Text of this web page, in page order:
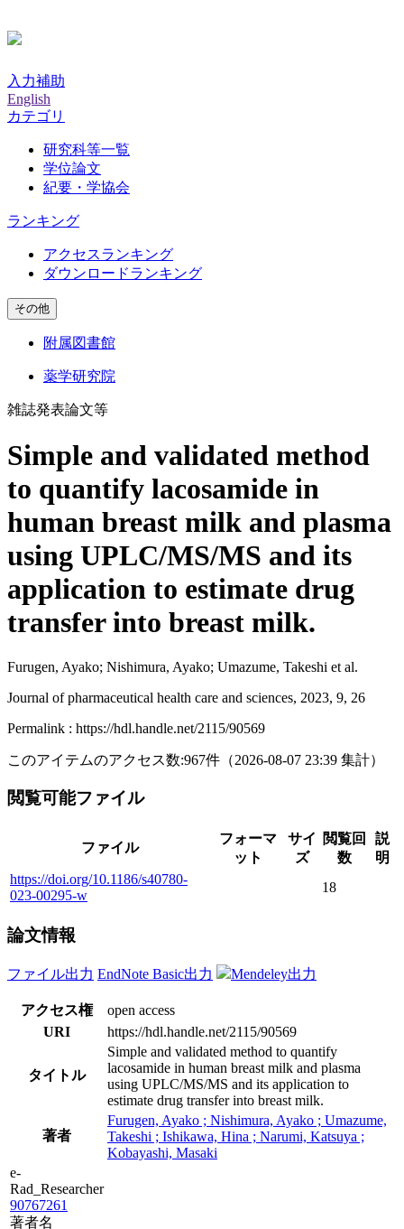
入力補助
English
カテゴリ
研究科等一覧
学位論文
紀要・学協会
ランキング
アクセスランキング
ダウンロードランキング
その他
附属図書館
薬学研究院
雑誌発表論文等
Simple and validated method
to quantify lacosamide in
human breast milk and plasma
using UPLC/MS/MS and its
application to estimate drug
transfer into breast milk.
Furugen, Ayako; Nishimura, Ayako; Umazume, Takeshi et al.
Journal of pharmaceutical health care and sciences, 2023, 9, 26
Permalink : https://hdl.handle.net/2115/90569
このアイテムのアクセス数:967件 （2026-08-07 23:39 集計）
閲覧可能ファイル
ファイル
フォーマ
ット
サイ
ズ
閲覧回
数
説
明
https://doi.org/10.1186/s40780-
023-00295-w
18
論文情報
ファイル出力 EndNote Basic出力 Mendeley出力
アクセス権
open access
URI
https://hdl.handle.net/2115/90569
タイトル
Simple and validated method to quantify
lacosamide in human breast milk and plasma
using UPLC/MS/MS and its application to
estimate drug transfer into breast milk.
著者
Furugen, Ayako ; Nishimura, Ayako ; Umazume,
Takeshi ; Ishikawa, Hina ; Narumi, Katsuya ;
Kobayashi, Masaki
e-
Rad_Researcher
90767261
著者名